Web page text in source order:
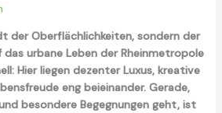
der Oberflächlichkeiten, sondern der
das urbane Leben der Rheinmetropole
Hier liegen dezenter Luxus, kreative
eng beieinander. Gerade,
besondere Begegnungen geht, ist